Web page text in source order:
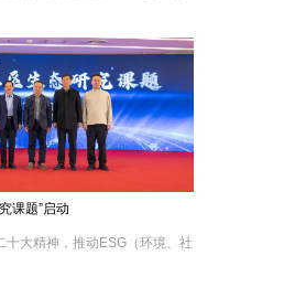
课题”启动
十大精神，推动ESG（环境、社